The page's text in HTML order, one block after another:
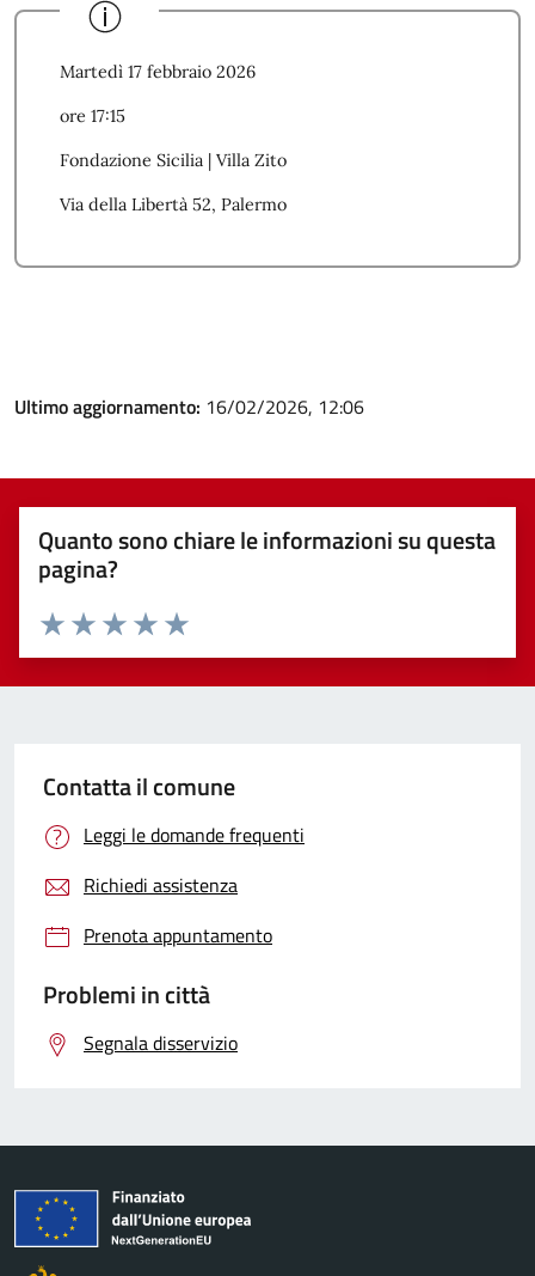
Martedì 17 febbraio 2026
ore 17:15
Fondazione Sicilia | Villa Zito
Via della Libertà 52, Palermo
Ultimo aggiornamento: 16/02/2026, 12:06
Quanto sono chiare le informazioni su questa
pagina?
Valuta 5 stelle su 5
Valuta 4 stelle su 5
Valuta 3 stelle su 5
Valuta 2 stelle su 5
Valuta 1 stelle su 5
Contatta il comune
Leggi le domande frequenti
Richiedi assistenza
Prenota appuntamento
Problemi in città
Segnala disservizio